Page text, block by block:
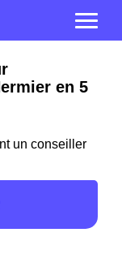
en 5
un conseiller